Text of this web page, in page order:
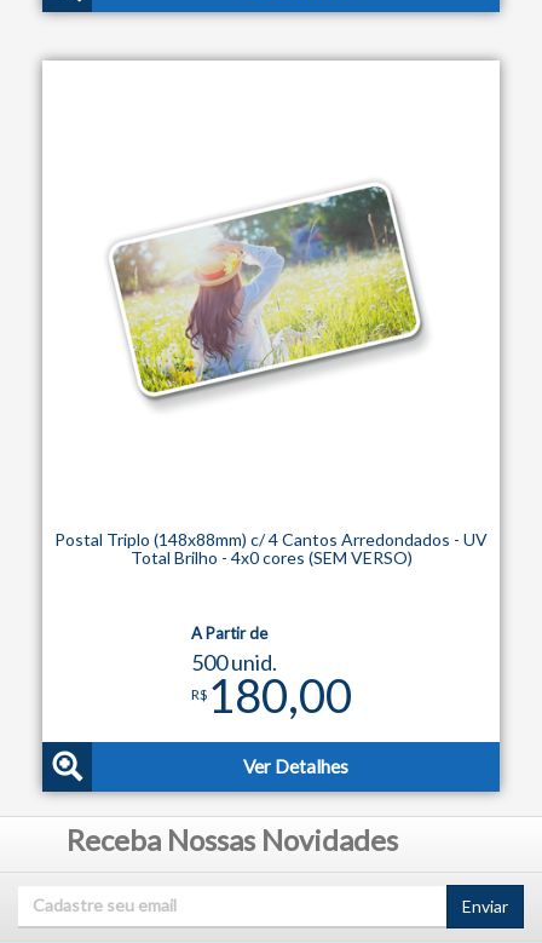
Postal Triplo (148x88mm) c/ 4 Cantos Arredondados - UV
Total Brilho - 4x0 cores (SEM VERSO)
A Partir de
500 unid.
R$ 180,00
Ver Detalhes
Receba Nossas Novidades
Enviar